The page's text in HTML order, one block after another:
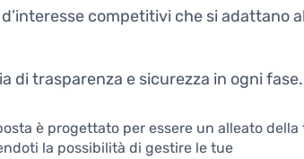
d’interesse competitivi che si adattano
di trasparenza e sicurezza in ogni fase.
è progettato per essere un alleato della
la possibilità di gestire le tue